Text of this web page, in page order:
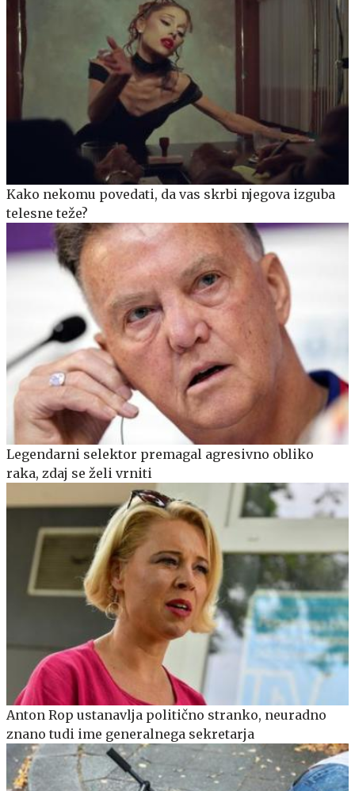
Kako nekomu povedati, da vas skrbi njegova izguba
telesne teže?
Legendarni selektor premagal agresivno obliko
raka, zdaj se želi vrniti
Anton Rop ustanavlja politično stranko, neuradno
znano tudi ime generalnega sekretarja